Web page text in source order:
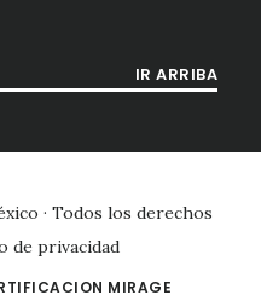
IR ARRIBA
· Todos los derechos
de privacidad
MIRAGE